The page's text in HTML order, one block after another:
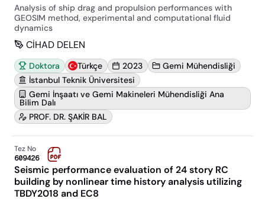
Analysis of ship drag and propulsion performances with
GEOSIM method, experimental and computational fluid
dynamics
CİHAD DELEN
Doktora Türkçe 2023
Gemi Mühendisliği
İstanbul Teknik Üniversitesi
Gemi İnşaatı ve Gemi Makineleri Mühendisliği Ana
Bilim Dalı
PROF. DR. ŞAKİR BAL
Tez No
609426
Seismic performance evaluation of 24 story RC
building by nonlinear time history analysis utilizing
TBDY2018 and EC8